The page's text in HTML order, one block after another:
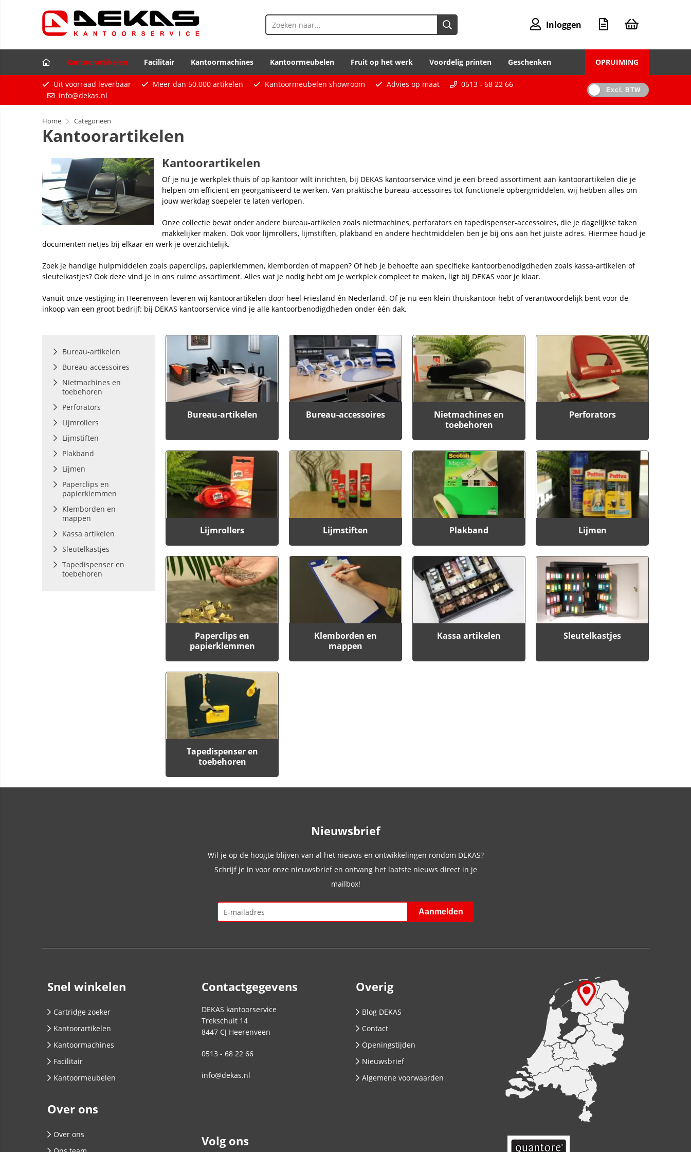
Inloggen
Kantoorartikelen Facilitair Kantoormachines Kantoormeubelen Fruit op het werk Voordelig printen Geschenken OPRUIMING
Uit voorraad leverbaar Meer dan 50.000 artikelen Kantoormeubelen showroom Advies op maat
0513 - 68 22 66
info@dekas.nl
Excl. BTW
Home Categorieën
Kantoorartikelen
Kantoorartikelen
Of je nu je werkplek thuis of op kantoor wilt inrichten, bij DEKAS kantoorservice vind je een breed assortiment aan kantoorartikelen die je
helpen om efficiënt en georganiseerd te werken. Van praktische bureau-accessoires tot functionele opbergmiddelen, wij hebben alles om
jouw werkdag soepeler te laten verlopen.
Onze collectie bevat onder andere bureau-artikelen zoals nietmachines, perforators en tapedispenser-accessoires, die je dagelijkse taken
makkelijker maken. Ook voor lijmrollers, lijmstiften, plakband en andere hechtmiddelen ben je bij ons aan het juiste adres. Hiermee houd je
documenten netjes bij elkaar en werk je overzichtelijk.
Zoek je handige hulpmiddelen zoals paperclips, papierklemmen, klemborden of mappen? Of heb je behoefte aan specifieke kantoorbenodigdheden zoals kassa-artikelen of
sleutelkastjes? Ook deze vind je in ons ruime assortiment. Alles wat je nodig hebt om je werkplek compleet te maken, ligt bij DEKAS voor je klaar.
Vanuit onze vestiging in Heerenveen leveren wij kantoorartikelen door heel Friesland én Nederland. Of je nu een klein thuiskantoor hebt of verantwoordelijk bent voor de
inkoop van een groot bedrijf: bij DEKAS kantoorservice vind je alle kantoorbenodigdheden onder één dak.
Bureau-artikelen
Bureau-accessoires
Nietmachines en
toebehoren
Perforators
Lijmrollers
Lijmstiften
Plakband
Lijmen
Paperclips en
papierklemmen
Klemborden en
mappen
Kassa artikelen
Sleutelkastjes
Tapedispenser en
toebehoren
Bureau-artikelen Bureau-accessoires
Nietmachines en
toebehoren
Perforators
Lijmrollers Lijmstiften Plakband Lijmen
Paperclips en
papierklemmen
Klemborden en
mappen
Kassa artikelen Sleutelkastjes
Tapedispenser en
toebehoren
Nieuwsbrief
Wil je op de hoogte blijven van al het nieuws en ontwikkelingen rondom DEKAS?
Schrijf je in voor onze nieuwsbrief en ontvang het laatste nieuws direct in je
mailbox!
Snel winkelen
Cartridge zoeker
Kantoorartikelen
Kantoormachines
Facilitair
Kantoormeubelen
Over ons
Over ons
Contactgegevens
DEKAS kantoorservice
Trekschuit 14
8447 CJ Heerenveen
0513 - 68 22 66
info@dekas.nl
Volg ons
Overig
Blog DEKAS
Contact
Openingstijden
Nieuwsbrief
Algemene voorwaarden